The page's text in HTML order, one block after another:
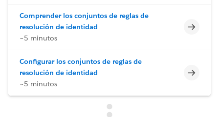
Comprender los conjuntos de reglas de
resolución de identidad
~5 minutos
Configurar los conjuntos de reglas de
resolución de identidad
~5 minutos